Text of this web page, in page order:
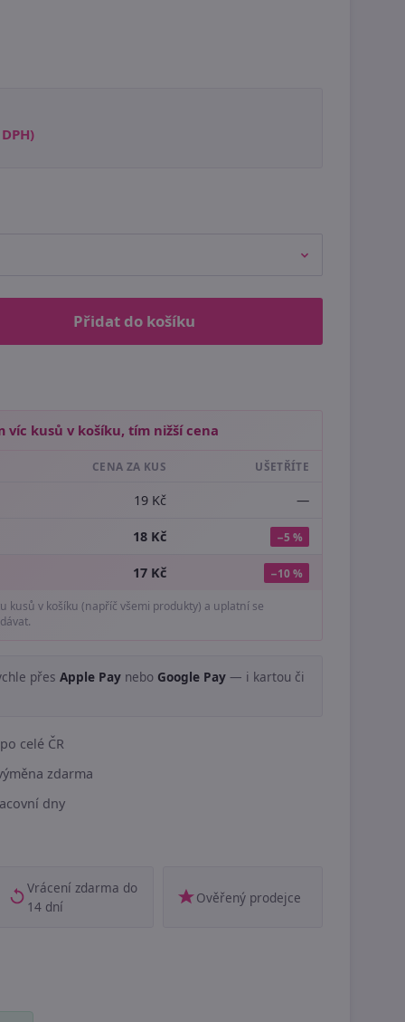
Přidat do košíku
víc kusů v košíku, tím nižší cena
CENA ZA KUS UŠETŘÍTE
19 Kč —
18 Kč −5 %
17 Kč −10 %
kusů v košíku (napříč všemi produkty) a uplatní se
přes Apple Pay nebo Google Pay — i kartou či
celé ČR
zdarma
dny
Vrácení zdarma do
14 dní
Ověřený prodejce